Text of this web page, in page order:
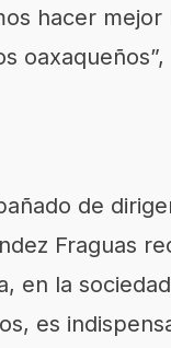
hacer
de
Fraguas
en la
es